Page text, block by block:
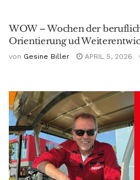
WOW – Wochen der
Orientierung ud
von Gesine Biller APRIL 5, 2026